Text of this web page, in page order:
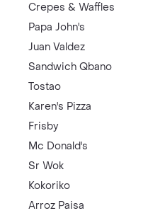
Crepes & Waffles
Papa John's
Juan Valdez
Sandwich Qbano
Tostao
Karen's Pizza
Frisby
Mc Donald's
Sr Wok
Kokoriko
Arroz Paisa